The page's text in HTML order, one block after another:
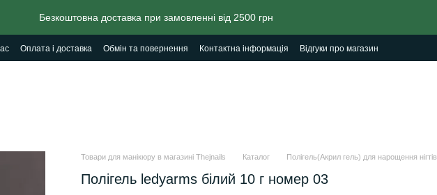
Безкоштовна доставка при замовленні від 2500 грн
Оплата і доставка Обмін та повернення Контактна інформація Відгуки про магазин
Товари для манікюру в магазині Thejnails Каталог Полігель(Акрил гель) для нарощення нігтів
Полігель ledyarms білий 10 г номер 03